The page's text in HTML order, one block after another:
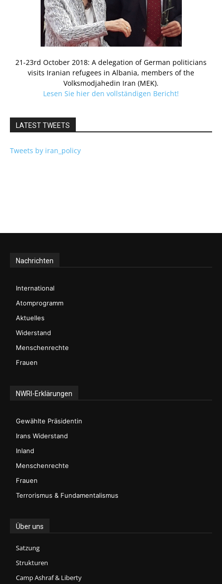
21-23rd October 2018: A delegation of German politicians
visits Iranian refugees in Albania, members of the
Volksmodjahedin Iran (MEK).
Lesen Sie hier den vollständigen Bericht!
LATEST TWEETS
Tweets by iran_policy
Nachrichten
International
Atomprogramm
Aktuelles
Widerstand
Menschenrechte
Frauen
NWRI-Erklärungen
Gewählte Präsidentin
Irans Widerstand
Inland
Menschenrechte
Frauen
Terrorismus & Fundamentalismus
Über uns
Satzung
Strukturen
Camp Ashraf & Liberty